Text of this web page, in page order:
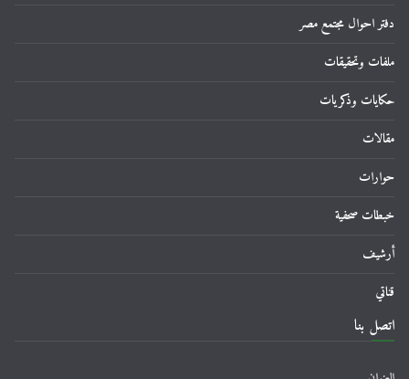
دفتر احوال مجتمع مصر
ملفات وتحقيقات
حكايات وذكريات
مقالات
حوارات
خبطات صحفية
أرشيف
قناتي
اتصل بنا